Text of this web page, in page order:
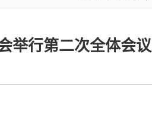
举行第二次全体会议